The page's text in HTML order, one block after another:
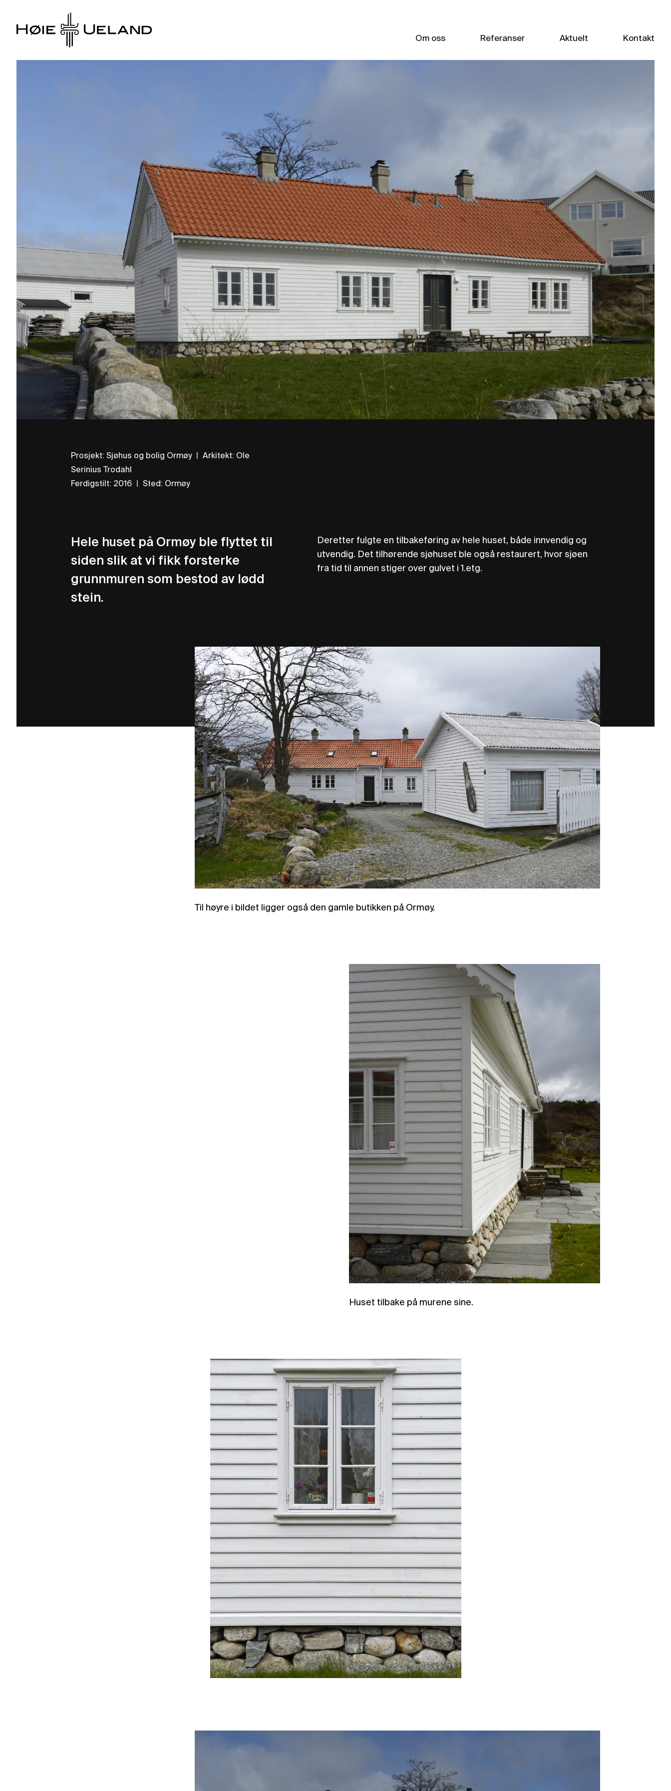
Om oss Referanser Aktuelt Kontakt
Prosjekt: Sjøhus og bolig Ormøy Arkitekt: Ole
Serinius Trodahl
Ferdigstilt: 2016 Sted: Ormøy
Hele huset på Ormøy ble flyttet til
siden slik at vi fikk forsterke
grunnmuren som bestod av lødd
stein.
Deretter fulgte en tilbakeføring av hele huset, både innvendig og
utvendig. Det tilhørende sjøhuset ble også restaurert, hvor sjøen
fra tid til annen stiger over gulvet i 1.etg.
Til høyre i bildet ligger også den gamle butikken på Ormøy.
Huset tilbake på murene sine.